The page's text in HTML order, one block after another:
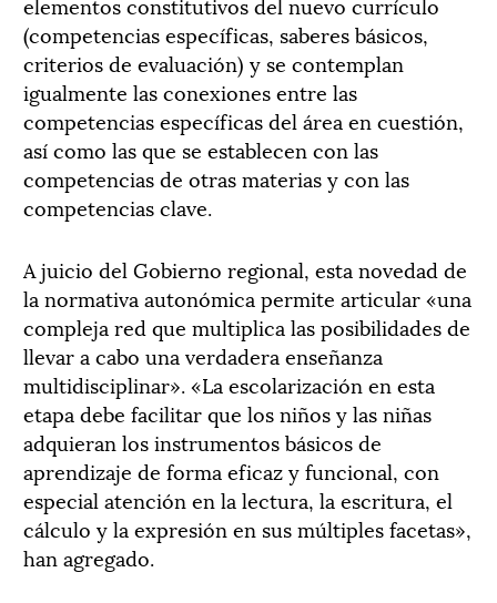
(competencias específicas, saberes básicos,
criterios de evaluación) y se contemplan
igualmente las conexiones entre las
competencias específicas del área en cuestión,
así como las que se establecen con las
competencias de otras materias y con las
competencias clave.
A juicio del Gobierno regional, esta novedad de
la normativa autonómica permite articular «una
compleja red que multiplica las posibilidades de
llevar a cabo una verdadera enseñanza
multidisciplinar». «La escolarización en esta
etapa debe facilitar que los niños y las niñas
adquieran los instrumentos básicos de
aprendizaje de forma eficaz y funcional, con
especial atención en la lectura, la escritura, el
cálculo y la expresión en sus múltiples facetas»,
han agregado.